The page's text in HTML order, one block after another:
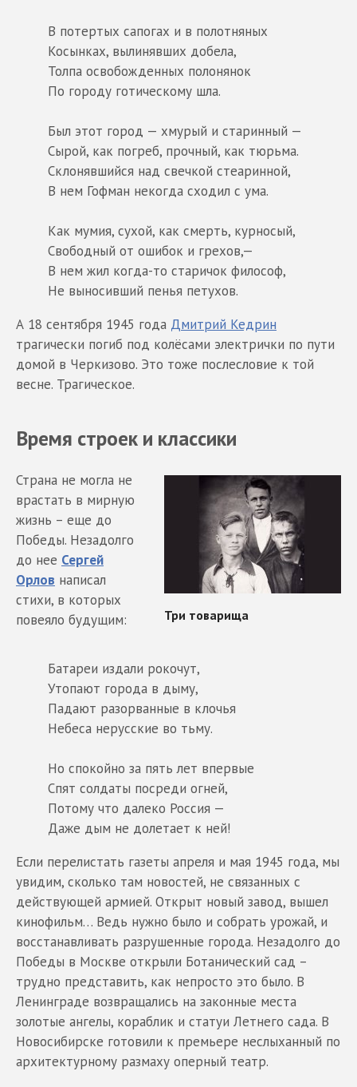
В потертых сапогах и в полотняных
Косынках, вылинявших добела,
Толпа освобожденных полонянок
По городу готическому шла.
Был этот город — хмурый и старинный —
Сырой, как погреб, прочный, как тюрьма.
Склонявшийся над свечкой стеаринной,
В нем Гофман некогда сходил с ума.
Как мумия, сухой, как смерть, курносый,
Свободный от ошибок и грехов,—
В нем жил когда-то старичок философ,
Не выносивший пенья петухов.
А 18 сентября 1945 года Дмитрий Кедрин
трагически погиб под колёсами электрички по пути
домой в Черкизово. Это тоже послесловие к той
весне. Трагическое.
Время строек и классики
Страна не могла не
врастать в мирную
жизнь – еще до
Победы. Незадолго
до нее Сергей
Орлов написал
стихи, в которых
повеяло будущим:
Батареи издали рокочут,
Утопают города в дыму,
Падают разорванные в клочья
Небеса нерусские во тьму.
Но спокойно за пять лет впервые
Спят солдаты посреди огней,
Потому что далеко Россия —
Даже дым не долетает к ней!
Если перелистать газеты апреля и мая 1945 года, мы
увидим, сколько там новостей, не связанных с
действующей армией. Открыт новый завод, вышел
кинофильм… Ведь нужно было и собрать урожай, и
восстанавливать разрушенные города. Незадолго до
Победы в Москве открыли Ботанический сад –
трудно представить, как непросто это было. В
Ленинграде возвращались на законные места
золотые ангелы, кораблик и статуи Летнего сада. В
Новосибирске готовили к премьере неслыханный по
архитектурному размаху оперный театр.